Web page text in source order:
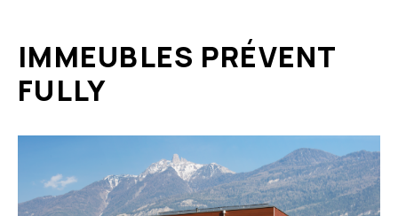
IMMEUBLES PRÉVENT
FULLY